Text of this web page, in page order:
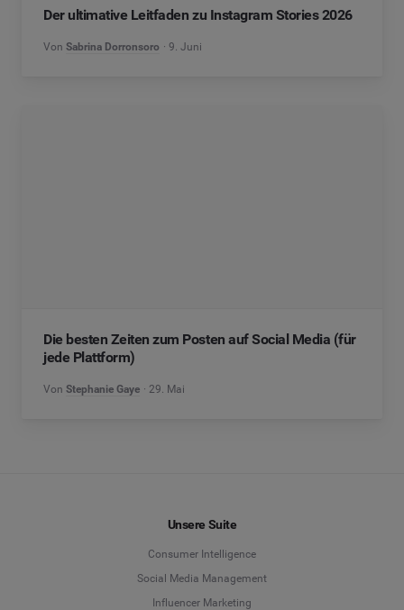
Der ultimative Leitfaden zu Instagram Stories 2026
Von Sabrina Dorronsoro 9. Juni
Die besten Zeiten zum Posten auf Social Media (für
jede Plattform)
Von Stephanie Gaye 29. Mai
Unsere Suite
Consumer Intelligence
Social Media Management
Influencer Marketing